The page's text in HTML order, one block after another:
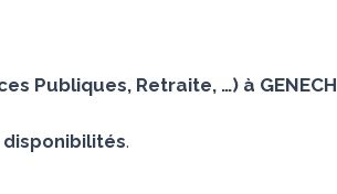
Publiques, Retraite, …) à GENECH
.